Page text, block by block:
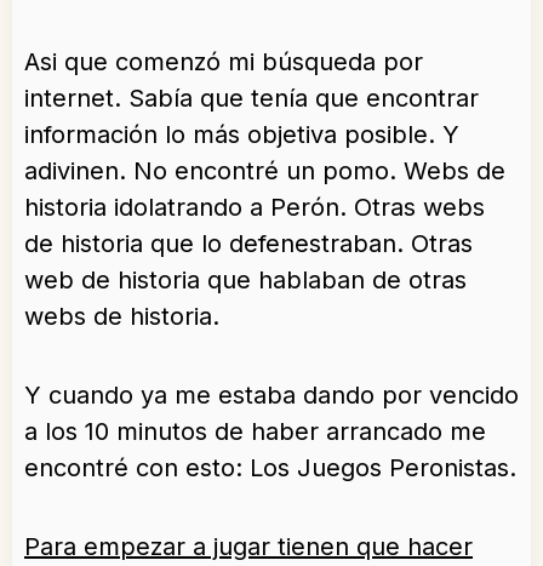
Asi que comenzó mi búsqueda por
internet. Sabía que tenía que encontrar
información lo más objetiva posible. Y
adivinen. No encontré un pomo. Webs de
historia idolatrando a Perón. Otras webs
de historia que lo defenestraban. Otras
web de historia que hablaban de otras
webs de historia.
Y cuando ya me estaba dando por vencido
a los 10 minutos de haber arrancado me
encontré con esto: Los Juegos Peronistas.
Para empezar a jugar tienen que hacer